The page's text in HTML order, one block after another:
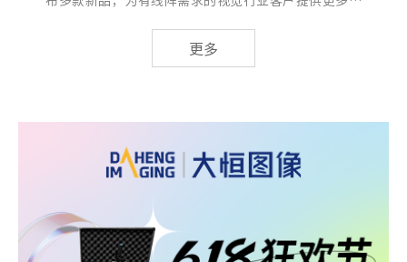
400 999 7595，我们将为您提供一站式服务。
更多